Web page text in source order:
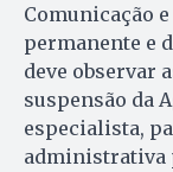
Comunicação
permanente e
deve observar
suspensão da
especialista,
administrativa